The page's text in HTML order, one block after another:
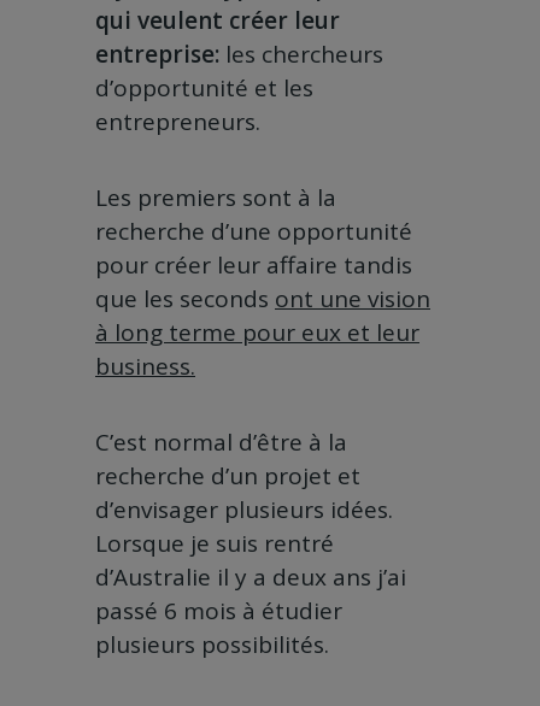
qui veulent créer leur
entreprise: les chercheurs
d’opportunité et les
entrepreneurs.
Les premiers sont à la
recherche d’une opportunité
pour créer leur affaire tandis
que les seconds ont une vision
à long terme pour eux et leur
business.
C’est normal d’être à la
recherche d’un projet et
d’envisager plusieurs idées.
Lorsque je suis rentré
d’Australie il y a deux ans j’ai
passé 6 mois à étudier
plusieurs possibilités.